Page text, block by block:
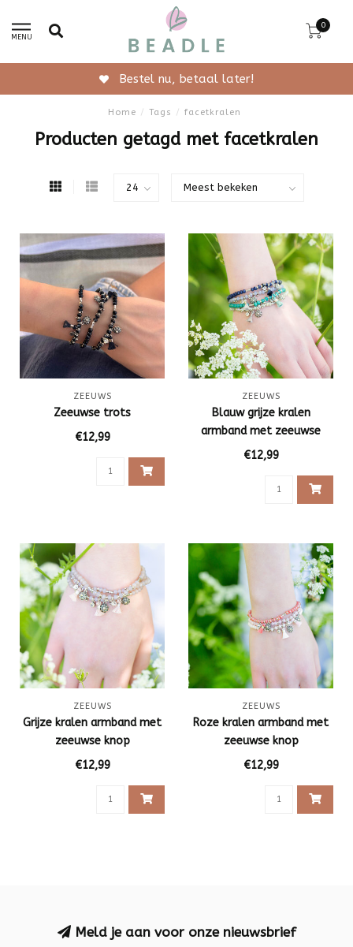
MENU
0
Bestel nu, betaal later!
Home / Tags / facetkralen
Producten getagd met facetkralen
ZEEUWS
Zeeuwse trots
€12,99
ZEEUWS
Blauw grijze kralen
armband met zeeuwse
knop
€12,99
ZEEUWS
Grijze kralen armband met
zeeuwse knop
€12,99
ZEEUWS
Roze kralen armband met
zeeuwse knop
€12,99
Meld je aan voor onze nieuwsbrief